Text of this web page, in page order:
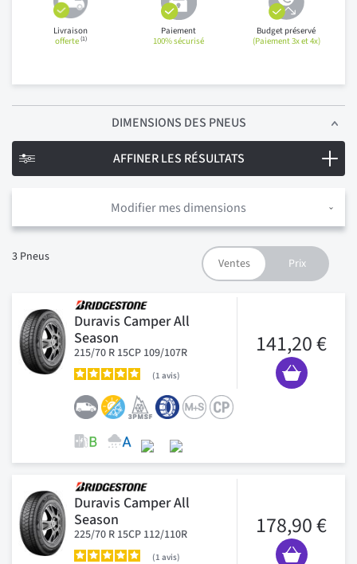
Livraison
offerte(1)
Paiement
100% sécurisé
Budget préservé
(Paiement 3x et 4x)
DIMENSIONS DES PNEUS
Modifier mes dimensions
3 Pneus
Duravis Camper All
Season
215/70 R 15CP 109/107R
1 avis
141,20 €
Duravis Camper All
Season
225/70 R 15CP 112/110R
1 avis
178,90 €
AFFINER LES RÉSULTATS